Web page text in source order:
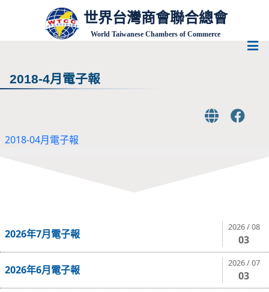
世界台灣商會聯合總會
World Taiwanese Chambers of Commerce
2018-4月電子報
2018-04月電子報
2026年7月電子報
2026 / 08
03
2026年6月電子報
2026 / 07
03